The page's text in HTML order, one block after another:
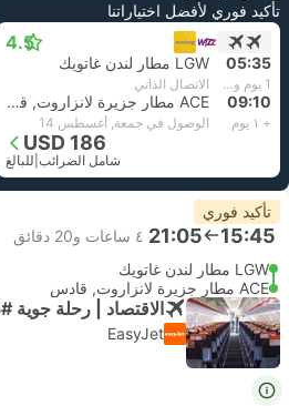
تأكيد فوري لأفضل اختياراتنا
4.5
05:35 LGW مطار لندن غاتويك
1 يوم و٢ ساعة و‫35 دقائق الاتصال الذاتي
09:10 ACE مطار جزيرة لانزاروت, قادس
+ ١ يوم الوصول في جمعة, أغسطس 14
USD 186
شامل الضرائب للبالغ
تأكيد فوري
15:45
21:05 ٤ ساعات و‫20 دقائق
LGW مطار لندن غاتويك
ACE مطار جزيرة لانزاروت, قادس
الاقتصاد | رحلة جوية #U28125
EasyJet